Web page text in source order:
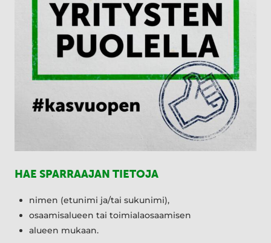
HAE SPARRAAJAN TIETOJA
nimen (etunimi ja/tai sukunimi),
osaamisalueen tai toimialaosaamisen
alueen mukaan.